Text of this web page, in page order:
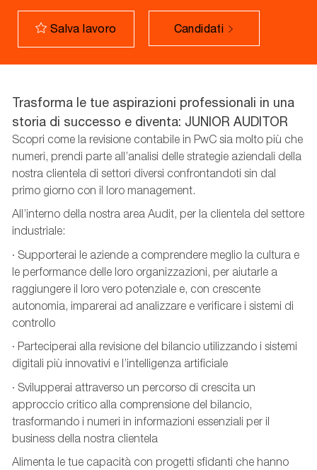
Salva lavoro Candidati
Trasforma le tue aspirazioni professionali in una
storia di successo e diventa: JUNIOR AUDITOR
Scopri come la revisione contabile in PwC sia molto più che
numeri, prendi parte all’analisi delle strategie aziendali della
nostra clientela di settori diversi confrontandoti sin dal
primo giorno con il loro management.
All’interno della nostra area Audit, per la clientela del settore
industriale:
· Supporterai le aziende a comprendere meglio la cultura e
le performance delle loro organizzazioni, per aiutarle a
raggiungere il loro vero potenziale e, con crescente
autonomia, imparerai ad analizzare e verificare i sistemi di
controllo
· Parteciperai alla revisione del bilancio utilizzando i sistemi
digitali più innovativi e l’intelligenza artificiale
· Svilupperai attraverso un percorso di crescita un
approccio critico alla comprensione del bilancio,
trasformando i numeri in informazioni essenziali per il
business della nostra clientela
Alimenta le tue capacità con progetti sfidanti che hanno